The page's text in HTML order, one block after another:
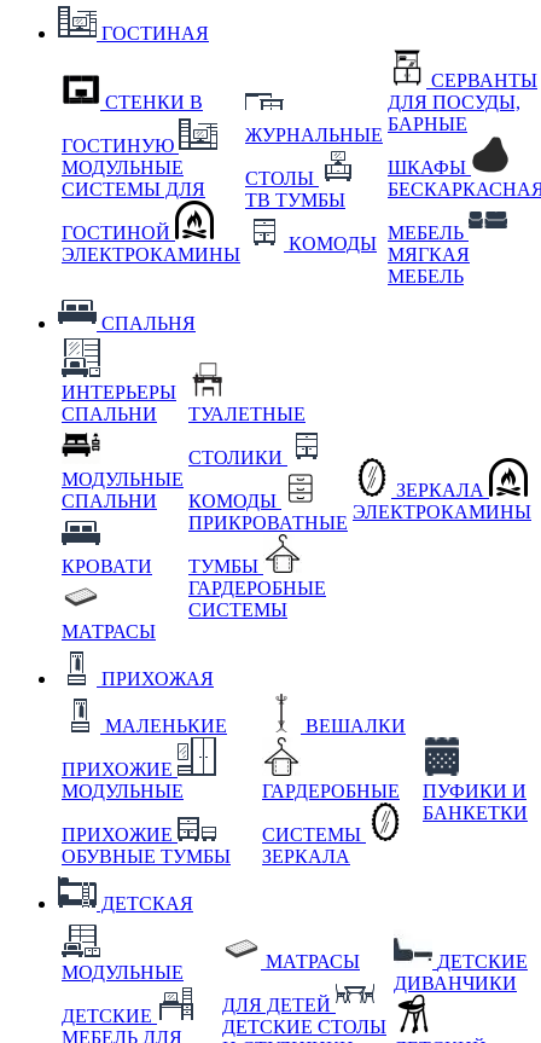
ГОСТИНАЯ
СТЕНКИ В
ГОСТИНУЮ
МОДУЛЬНЫЕ
СИСТЕМЫ ДЛЯ
ГОСТИНОЙ
ЭЛЕКТРОКАМИНЫ
ЖУРНАЛЬНЫЕ
СТОЛЫ
ТВ ТУМБЫ
КОМОДЫ
СЕРВАНТЫ
ДЛЯ ПОСУДЫ,
БАРНЫЕ
ШКАФЫ
МЕБЕЛЬ
МЯГКАЯ
МЕБЕЛЬ
СПАЛЬНЯ
ИНТЕРЬЕРЫ
СПАЛЬНИ
МОДУЛЬНЫЕ
СПАЛЬНИ
КРОВАТИ
МАТРАСЫ
ТУАЛЕТНЫЕ
СТОЛИКИ
КОМОДЫ
ПРИКРОВАТНЫЕ
ТУМБЫ
ГАРДЕРОБНЫЕ
СИСТЕМЫ
ЗЕРКАЛА
ЭЛЕКТРОКАМИНЫ
ПРИХОЖАЯ
МАЛЕНЬКИЕ
ПРИХОЖИЕ
МОДУЛЬНЫЕ
ПРИХОЖИЕ
ОБУВНЫЕ ТУМБЫ
ВЕШАЛКИ
ГАРДЕРОБНЫЕ
СИСТЕМЫ
ЗЕРКАЛА
ПУФИКИ И
БАНКЕТКИ
ДЕТСКАЯ
МОДУЛЬНЫЕ
ДЕТСКИЕ
МЕБЕЛЬ ДЛЯ
МАТРАСЫ
ДЛЯ ДЕТЕЙ
ДЕТСКИЕ СТОЛЫ
ДЕТСКИЕ
ДИВАНЧИКИ